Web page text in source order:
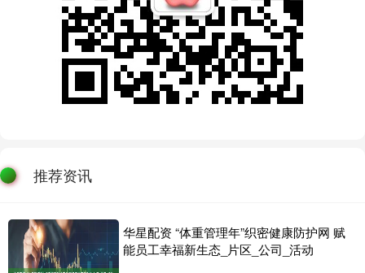
推荐资讯
华星配资 “体重管理年”织密健康防护网 赋
能员工幸福新生态_片区_公司_活动